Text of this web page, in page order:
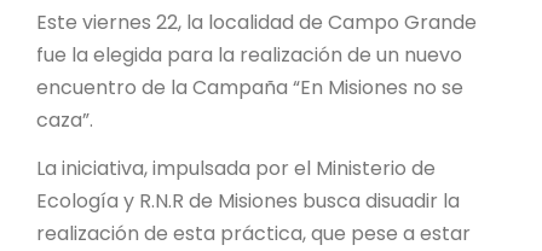
PROYECTO ÁGUILAS DE MISIONES
MONUMENTOS NATURALES
CONTACTO
Este viernes 22, la localidad de Campo Grande
fue la elegida para la realización de un nuevo
encuentro de la Campaña “En Misiones no se
caza”.
La iniciativa, impulsada por el Ministerio de
Ecología y R.N.R de Misiones busca disuadir la
realización de esta práctica, que pese a estar